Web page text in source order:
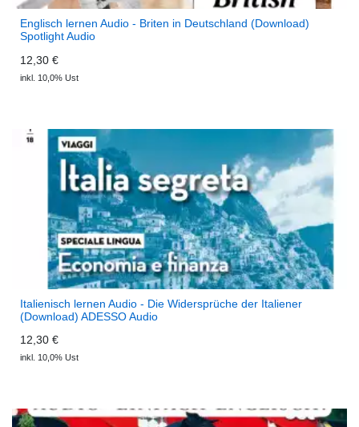
Englisch lernen Audio - Briten in Deutschland (Download)
Spotlight Audio
12,30 €
inkl. 10,0% Ust
Italienisch lernen Audio - Die Widersprüche der Italiener
(Download) ADESSO Audio
12,30 €
inkl. 10,0% Ust